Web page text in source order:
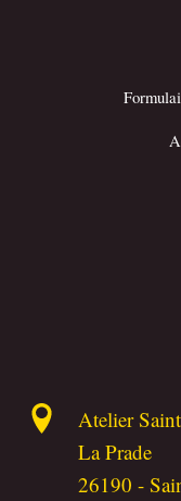
Atelier
La Prade
26190 -